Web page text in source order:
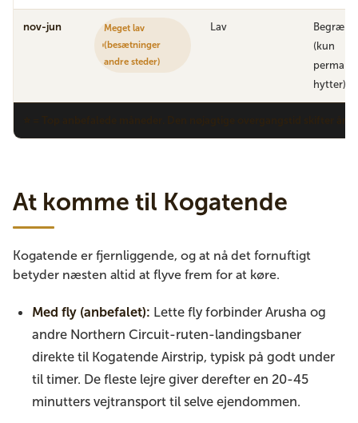
nov-jun
Meget lav
(besætninger
andre steder)
Lav
(kun
hytter)
At komme til Kogatende
Kogatende er fjernliggende, og at nå det fornuftigt
betyder næsten altid at flyve frem for at køre.
Med fly (anbefalet): Lette fly forbinder Arusha og
andre Northern Circuit-ruten-landingsbaner
direkte til Kogatende Airstrip, typisk på godt under
til timer. De fleste lejre giver derefter en 20-45
minutters vejtransport til selve ejendommen.